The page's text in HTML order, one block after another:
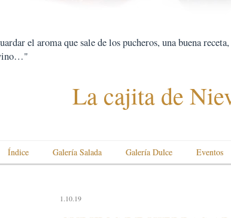
el aroma que sale de los pucheros, una buena
La cajita de
Índice Galería Salada Galería Dulce Eventos
1.10.19